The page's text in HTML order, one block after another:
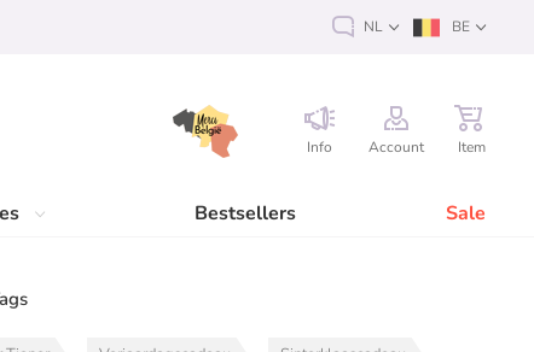
Info Account Item
Bestsellers Sale
NL BE